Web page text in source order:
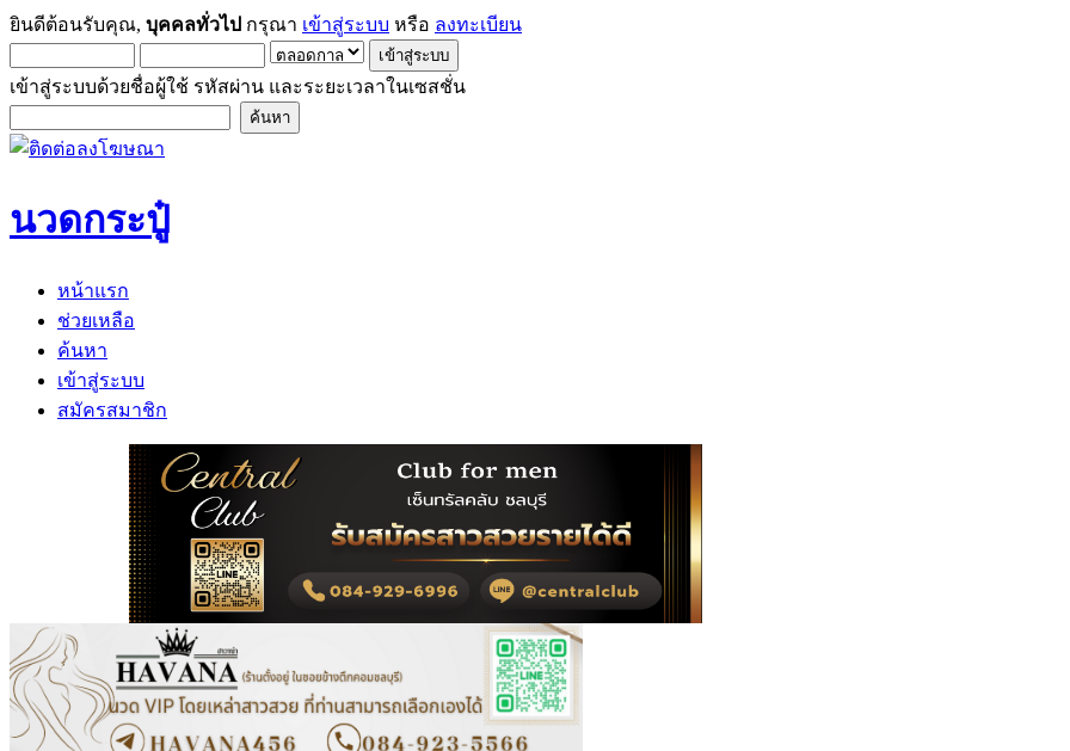
ยินดีต้อนรับคุณ, บุคคลทั่วไป กรุณา เข้าสู่ระบบ หรือ ลงทะเบียน
เข้าสู่ระบบด้วยชื่อผู้ใช้ รหัสผ่าน และระยะเวลาในเซสชั่น
นวดกระปู๋
หน้าแรก
ช่วยเหลือ
ค้นหา
เข้าสู่ระบบ
สมัครสมาชิก